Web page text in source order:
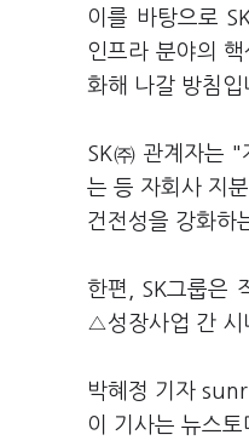
이를 바탕으로
인프라 분야의
화해 나갈 방침입
SK㈜ 관계자는 "
는 등 자회사 지
건전성을 강화하
한편, SK그룹은
△성장사업 간 시
박혜정 기자
이 기사는 뉴스